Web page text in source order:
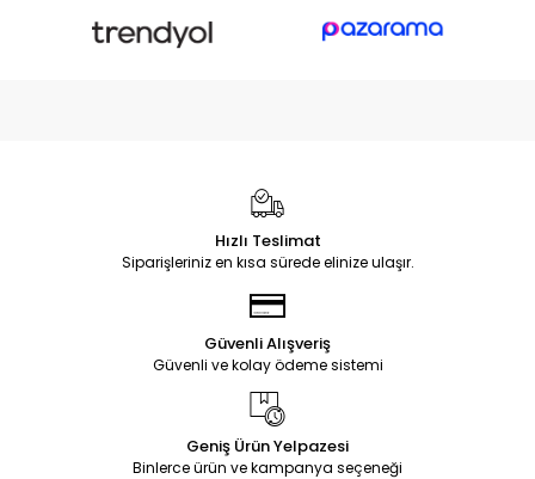
Hızlı Teslimat
Siparişleriniz en kısa sürede elinize ulaşır.
Güvenli Alışveriş
Güvenli ve kolay ödeme sistemi
Geniş Ürün Yelpazesi
Binlerce ürün ve kampanya seçeneği